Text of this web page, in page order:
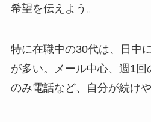
希望を伝えよう。
特に在職中の30代は、日中
が多い。メール中心、週1
のみ電話など、自分が続け